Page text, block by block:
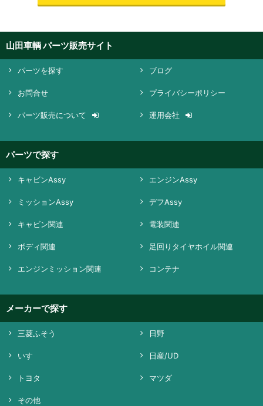
山田車輌 パーツ販売サイト
パーツを探す ブログ
お問合せ プライバシーポリシー
パーツ販売について 運用会社
パーツで探す
キャビンAssy エンジンAssy
ミッションAssy デフAssy
キャビン関連 電装関連
ボディ関連 足回りタイヤホイル関連
エンジンミッション関連 コンテナ
メーカーで探す
三菱ふそう 日野
いすゞ 日産/UD
トヨタ マツダ
その他